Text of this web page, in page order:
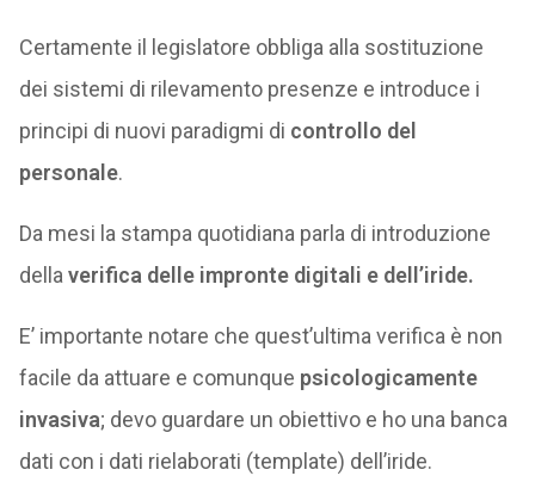
Certamente il legislatore obbliga alla sostituzione
dei sistemi di rilevamento presenze e introduce i
principi di nuovi paradigmi di controllo del
personale.
Da mesi la stampa quotidiana parla di introduzione
della verifica delle impronte digitali e dell’iride.
E’ importante notare che quest’ultima verifica è non
facile da attuare e comunque psicologicamente
invasiva; devo guardare un obiettivo e ho una banca
dati con i dati rielaborati (template) dell’iride.